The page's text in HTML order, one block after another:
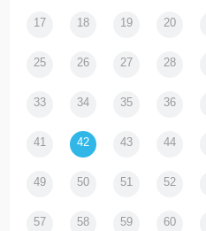
17 18 19 20
25 26 27 28
33 34 35 36
41 42 43 44
49 50 51 52
57 58 59 60